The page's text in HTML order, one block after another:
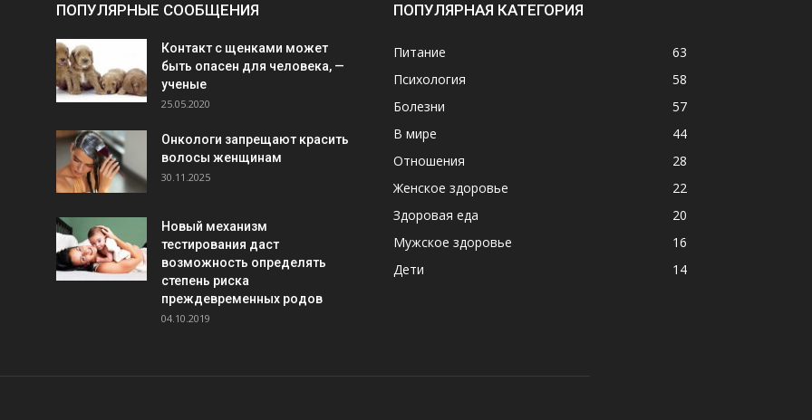
ПОПУЛЯРНЫЕ СООБЩЕНИЯ
Контакт с щенками может
быть опасен для человека, —
ученые
25.05.2020
Онкологи запрещают красить
волосы женщинам
30.11.2025
Новый механизм
тестирования даст
возможность определять
степень риска
преждевременных родов
04.10.2019
ПОПУЛЯРНАЯ КАТЕГОРИЯ
Питание
63
Психология
58
Болезни
57
В мире
44
Отношения
28
Женское здоровье
22
Здоровая еда
20
Мужское здоровье
16
Дети
14